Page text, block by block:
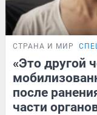
СТРАНА И МИР
«Это другой
после
части